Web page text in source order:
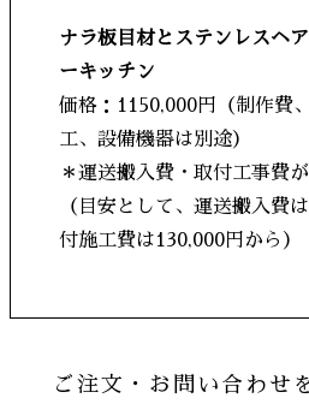
ナラ板目材とステンレスヘ
ーキッチン
価格：1150,000円（制作費
工、設備機器は別途）
＊運送搬入費・取付工事費
（目安として、運送搬入費
付施工費は130,000円から）
ご注文・お問い合わせ